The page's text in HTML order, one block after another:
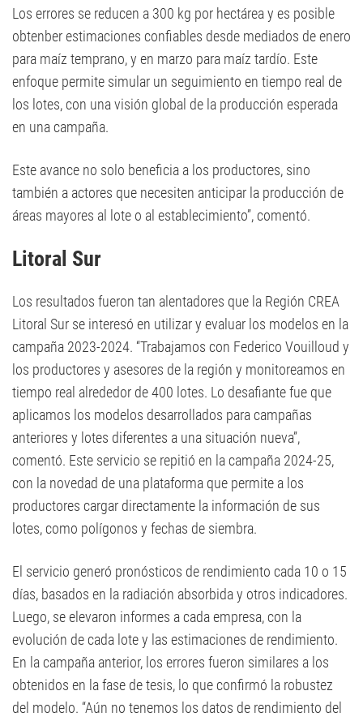
Los errores se reducen a 300 kg por hectárea y es posible
obtenber estimaciones confiables desde mediados de enero
para maíz temprano, y en marzo para maíz tardío. Este
enfoque permite simular un seguimiento en tiempo real de
los lotes, con una visión global de la producción esperada
en una campaña.
Este avance no solo beneficia a los productores, sino
también a actores que necesiten anticipar la producción de
áreas mayores al lote o al establecimiento”, comentó.
Litoral Sur
Los resultados fueron tan alentadores que la Región CREA
Litoral Sur se interesó en utilizar y evaluar los modelos en la
campaña 2023-2024. “Trabajamos con Federico Vouilloud y
los productores y asesores de la región y monitoreamos en
tiempo real alrededor de 400 lotes. Lo desafiante fue que
aplicamos los modelos desarrollados para campañas
anteriores y lotes diferentes a una situación nueva”,
comentó. Este servicio se repitió en la campaña 2024-25,
con la novedad de una plataforma que permite a los
productores cargar directamente la información de sus
lotes, como polígonos y fechas de siembra.
El servicio generó pronósticos de rendimiento cada 10 o 15
días, basados en la radiación absorbida y otros indicadores.
Luego, se elevaron informes a cada empresa, con la
evolución de cada lote y las estimaciones de rendimiento.
En la campaña anterior, los errores fueron similares a los
obtenidos en la fase de tesis, lo que confirmó la robustez
del modelo. “Aún no tenemos los datos de rendimiento del